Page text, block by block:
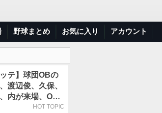
野球まとめ お気に入り アカウント
ッテ】球団OBの
渡辺俊、久保、
内が来場、OB
も／9月22日開催
HOT TOPIC